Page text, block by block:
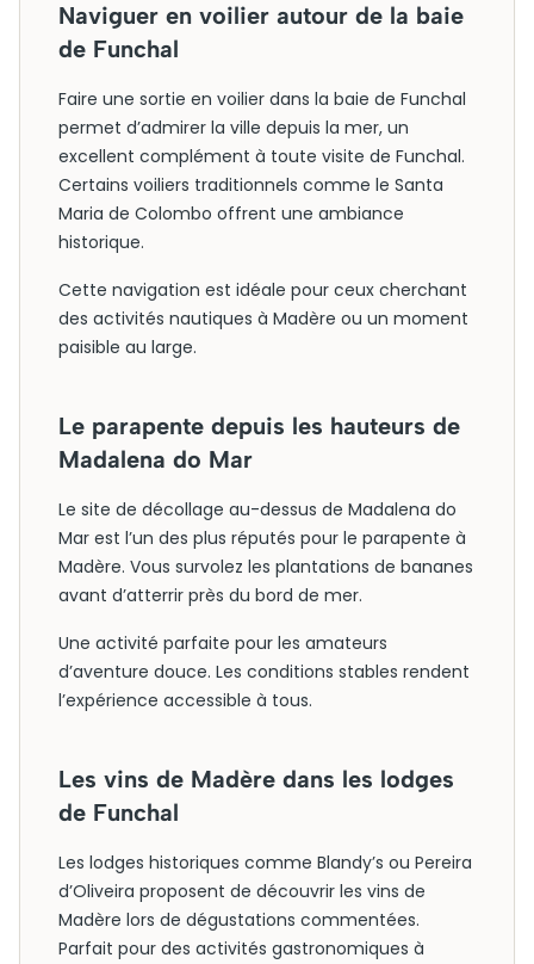
Naviguer en voilier autour de la baie
de Funchal
Faire une sortie en voilier dans la baie de Funchal
permet d’admirer la ville depuis la mer, un
excellent complément à toute visite de Funchal.
Certains voiliers traditionnels comme le Santa
Maria de Colombo offrent une ambiance
historique.
Cette navigation est idéale pour ceux cherchant
des activités nautiques à Madère ou un moment
paisible au large.
Le parapente depuis les hauteurs de
Madalena do Mar
Le site de décollage au-dessus de Madalena do
Mar est l’un des plus réputés pour le parapente à
Madère. Vous survolez les plantations de bananes
avant d’atterrir près du bord de mer.
Une activité parfaite pour les amateurs
d’aventure douce. Les conditions stables rendent
l’expérience accessible à tous.
Les vins de Madère dans les lodges
de Funchal
Les lodges historiques comme Blandy’s ou Pereira
d’Oliveira proposent de découvrir les vins de
Madère lors de dégustations commentées.
Parfait pour des activités gastronomiques à